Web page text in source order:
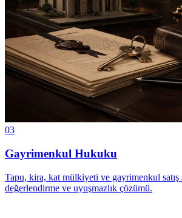
03
Gayrimenkul Hukuku
Tapu, kira, kat mülkiyeti ve gayrimenkul
değerlendirme ve uyuşmazlık çözümü.